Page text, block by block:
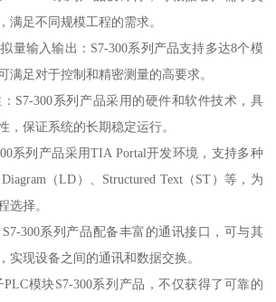
满足不同规模工程的需求。
量输入输出：S7-300系列产品支持多达8个模
满足对于控制和精密测量的高要求。
S7-300系列产品采用的硬件和软件技术，具
，保证系统的长期稳定运行。
系列产品采用TIA Portal开发环境，支持多种
（LD）、Structured Text（ST）等，为
选择。
300系列产品配备丰富的通讯接口，可与其
实现设备之间的通讯和数据交换。
PLC模块S7-300系列产品，不仅获得了可靠的